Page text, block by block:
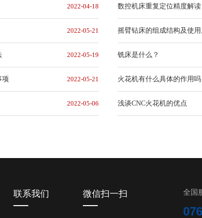
2022-04-18 数控机床重复定位精度解读
2022-05-21 摇臂钻床的组成结构及使用
2022-05-19 铣床是什么？
项 2022-05-21 火花机有什么具体的作用吗
2022-05-06 浅谈CNC火花机的优点
联系我们 微信扫一扫 全国